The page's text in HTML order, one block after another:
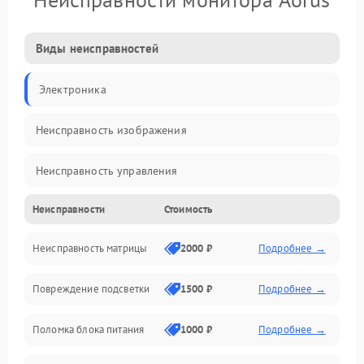
Виды неисправностей
Электроника
Неисправность изображения
Неисправность управления
Неисправность интерфейсов
Прочие неисправности
Неисправность звука
Механические повреждения
Неисправности Стоимость
Неисправность матрицы 2000 ₽ Подробнее →
Повреждение подсветки 1500 ₽ Подробнее →
Поломка блока питания 1000 ₽ Подробнее →